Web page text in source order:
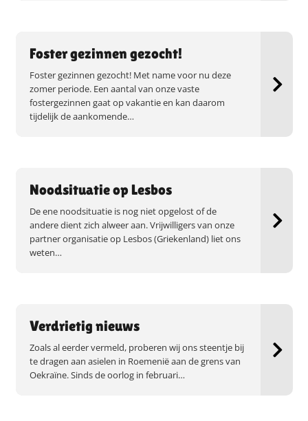
Foster gezinnen gezocht!
Foster gezinnen gezocht! Met name voor nu deze
zomer periode. Een aantal van onze vaste
fostergezinnen gaat op vakantie en kan daarom
tijdelijk de aankomende…
Noodsituatie op Lesbos
De ene noodsituatie is nog niet opgelost of de
andere dient zich alweer aan. Vrijwilligers van onze
partner organisatie op Lesbos (Griekenland) liet ons
weten…
Verdrietig nieuws
Zoals al eerder vermeld, proberen wij ons steentje bij
te dragen aan asielen in Roemenië aan de grens van
Oekraïne. Sinds de oorlog in februari…